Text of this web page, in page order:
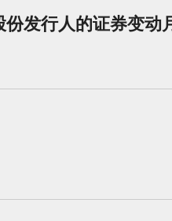
发行人的证券变动